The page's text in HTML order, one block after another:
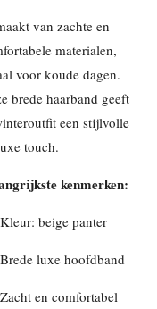
van zachte en
materialen,
voor koude dagen.
brede haarband geeft
een stijlvolle
touch.
kenmerken:
Kleur: beige panter
Brede luxe hoofdband
Zacht en comfortabel